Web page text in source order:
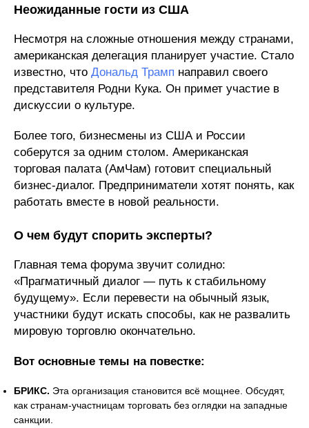
Неожиданные гости из США
Несмотря на сложные отношения между странами,
американская делегация планирует участие. Стало
известно, что Дональд Трамп направил своего
представителя Родни Кука. Он примет участие в
дискуссии о культуре.
Более того, бизнесмены из США и России
соберутся за одним столом. Американская
торговая палата (АмЧам) готовит специальный
бизнес-диалог. Предприниматели хотят понять, как
работать вместе в новой реальности.
О чем будут спорить эксперты?
Главная тема форума звучит солидно:
«Прагматичный диалог — путь к стабильному
будущему». Если перевести на обычный язык,
участники будут искать способы, как не развалить
мировую торговлю окончательно.
Вот основные темы на повестке:
БРИКС. Эта организация становится всё мощнее. Обсудят,
как странам-участницам торговать без оглядки на западные
санкции.